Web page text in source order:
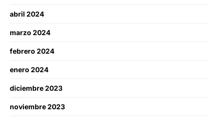
abril 2024
marzo 2024
febrero 2024
enero 2024
diciembre 2023
noviembre 2023